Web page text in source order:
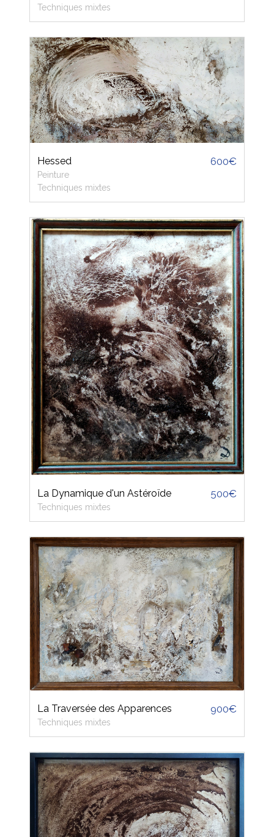
Techniques mixtes
Hessed
Peinture
Techniques mixtes
600€
La Dynamique d'un Astéroïde
Techniques mixtes
500€
La Traversée des Apparences
Techniques mixtes
900€